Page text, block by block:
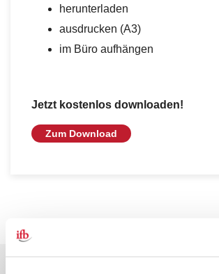
herunterladen
ausdrucken (A3)
im Büro aufhängen
Jetzt kostenlos downloaden!
Zum Download